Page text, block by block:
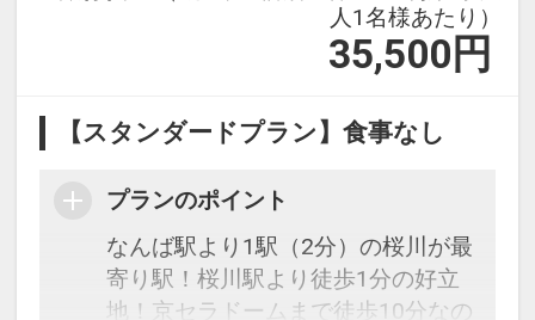
人1名様あたり）
35,500 円
【スタンダードプラン】食事なし
プランのポイント
なんば駅より1駅（2分）の桜川が最
寄り駅！桜川駅より徒歩1分の好立
地！京セラドームまで徒歩10分なの